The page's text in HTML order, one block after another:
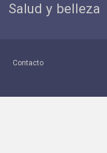
Salud y belleza
Contacto